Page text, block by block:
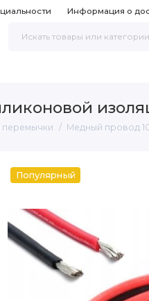
Информация о
Медный провод
Популярный